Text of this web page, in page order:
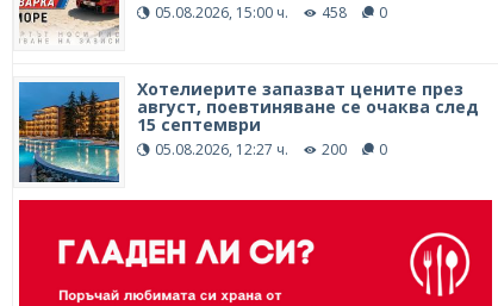
05.08.2026, 15:00 ч. 458 0
Хотелиерите запазват цените през
август, поевтиняване се очаква след
15 септември
05.08.2026, 12:27 ч. 200 0